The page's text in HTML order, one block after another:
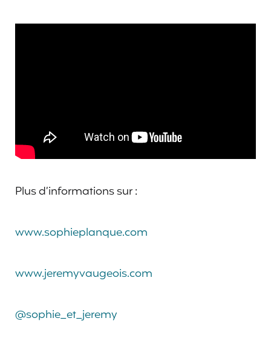
Plus d’informations sur :
www.sophieplanque.com
www.jeremyvaugeois.com
@sophie_et_jeremy